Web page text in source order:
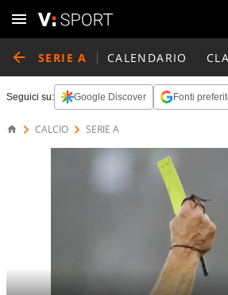
SERIE A CALENDARIO
Seguici su: Google Discover Fonti
CALCIO SERIE A